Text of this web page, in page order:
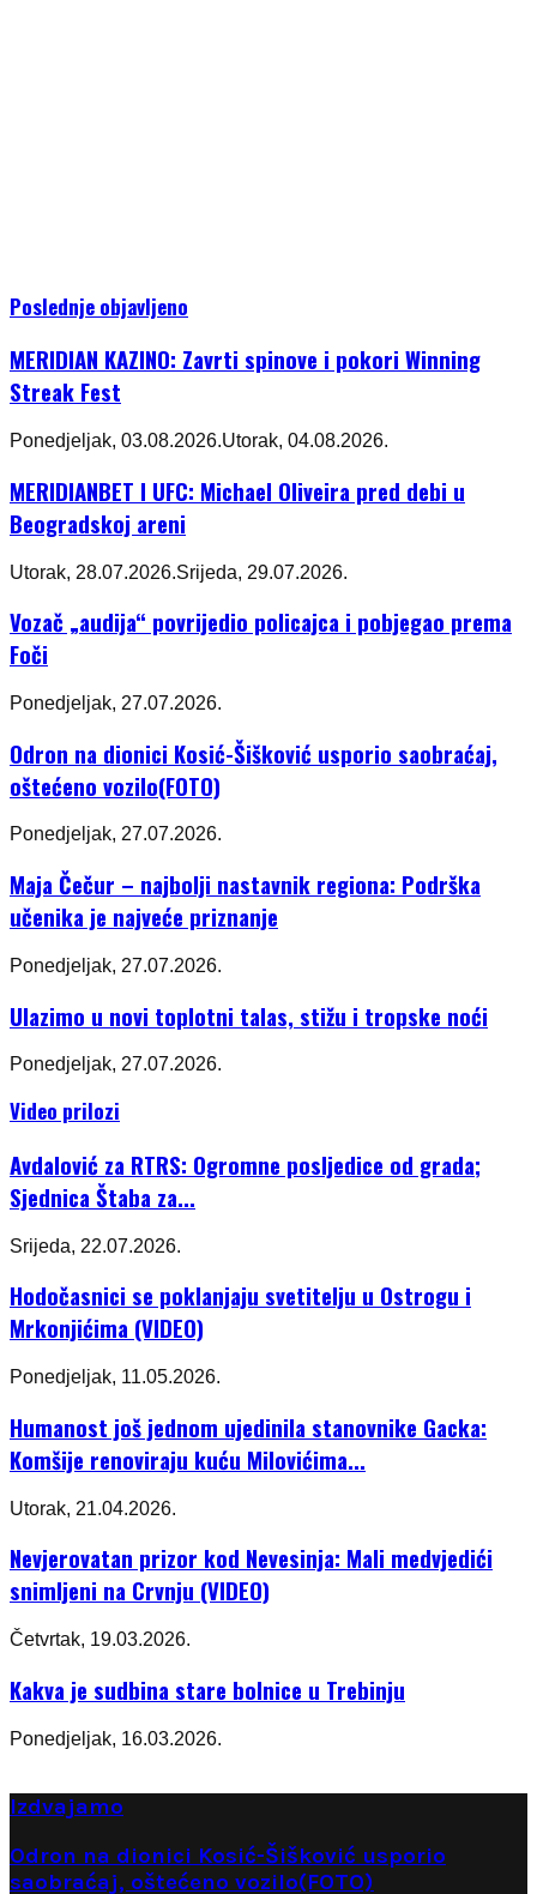
Poslednje objavljeno
MERIDIAN KAZINO: Zavrti spinove i pokori Winning
Streak Fest
Ponedjeljak, 03.08.2026.Utorak, 04.08.2026.
MERIDIANBET I UFC: Michael Oliveira pred debi u
Beogradskoj areni
Utorak, 28.07.2026.Srijeda, 29.07.2026.
Vozač „audija“ povrijedio policajca i pobjegao prema
Foči
Ponedjeljak, 27.07.2026.
Odron na dionici Kosić-Šišković usporio saobraćaj,
oštećeno vozilo(FOTO)
Ponedjeljak, 27.07.2026.
Maja Čečur – najbolji nastavnik regiona: Podrška
učenika je najveće priznanje
Ponedjeljak, 27.07.2026.
Ulazimo u novi toplotni talas, stižu i tropske noći
Ponedjeljak, 27.07.2026.
Video prilozi
Avdalović za RTRS: Ogromne posljedice od grada;
Sjednica Štaba za...
Srijeda, 22.07.2026.
Hodočasnici se poklanjaju svetitelju u Ostrogu i
Mrkonjićima (VIDEO)
Ponedjeljak, 11.05.2026.
Humanost još jednom ujedinila stanovnike Gacka:
Komšije renoviraju kuću Milovićima...
Utorak, 21.04.2026.
Nevjerovatan prizor kod Nevesinja: Mali medvjedići
snimljeni na Crvnju (VIDEO)
Četvrtak, 19.03.2026.
Kakva je sudbina stare bolnice u Trebinju
Ponedjeljak, 16.03.2026.
Izdvajamo
Odron na dionici Kosić-Šišković usporio
saobraćaj, oštećeno vozilo(FOTO)